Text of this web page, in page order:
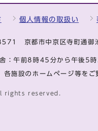
個人情報の取扱い
京都市中京区寺町通御
舎：午前8時45分から午後5
各施設のホームページ等をご
reserved.